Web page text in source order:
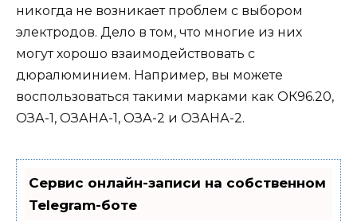
никогда не возникает проблем с выбором
электродов. Дело в том, что многие из них
могут хорошо взаимодействовать с
дюралюминием. Например, вы можете
воспользоваться такими марками как ОК96.20,
ОЗА-1, ОЗАНА-1, ОЗА-2 и ОЗАНА-2.
Сервис онлайн-записи на собственном
Telegram-боте